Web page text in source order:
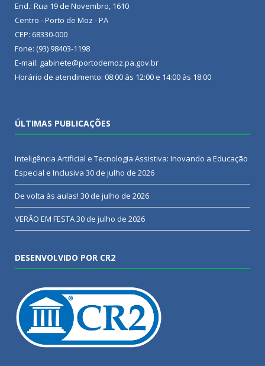
End.: Rua 19 de Novembro, 1610
Centro - Porto de Moz - PA
CEP: 68330-000
Fone: (93) 98403-1198
E-mail: gabinete@portodemoz.pa.gov.br
Horário de atendimento: 08:00 às 12:00 e 14:00 às 18:00
ÚLTIMAS PUBLICAÇÕES
Inteligência Artificial e Tecnologia Assistiva: Inovando a Educação
Especial e Inclusiva 30 de julho de 2026
De volta às aulas! 30 de julho de 2026
VERÃO EM FESTA30 de julho de 2026
DESENVOLVIDO POR CR2